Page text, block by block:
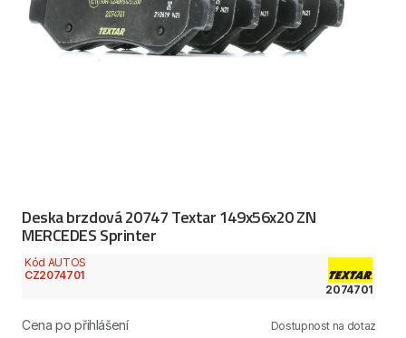
Deska brzdová 20747 Textar 149x56x20 ZN
MERCEDES Sprinter
Kód AUTOS
CZ2074701
2074701
Cena po přihlášení Dostupnost na dotaz